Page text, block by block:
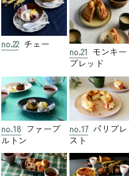
no.22 チェー
no.21 モンキー
ブレッド
no.18 ファーブ
ルトン
no.17 パリブレ
スト